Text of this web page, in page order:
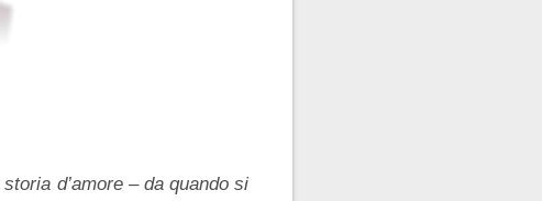
d’amore – da quando si